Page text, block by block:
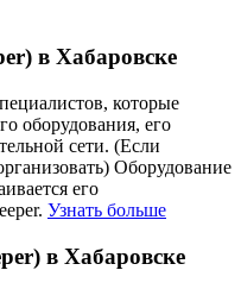
в Хабаровске
которые
оборудования, его
сети. (Если
Оборудование
его
Узнать больше
в Хабаровске